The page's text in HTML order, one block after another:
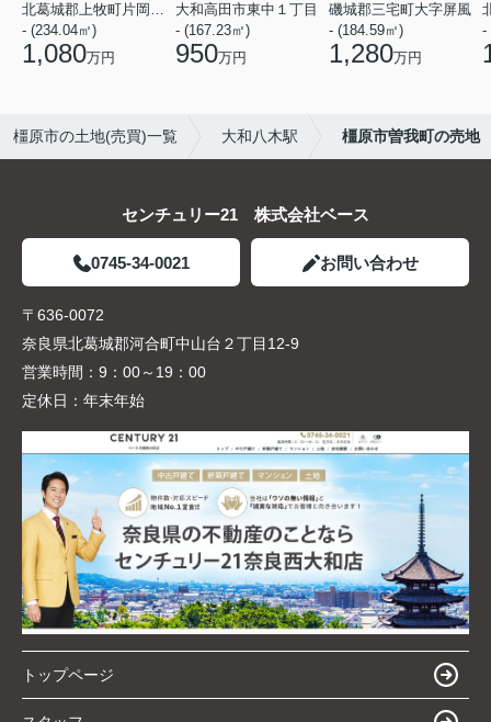
北葛城郡上牧町片岡台１丁目
- (234.04㎡)
1,080万円
大和高田市東中１丁目
- (167.23㎡)
950万円
磯城郡三宅町大字屏風
- (184.59㎡)
1,280万円
-
橿原市の土地(売買)一覧 大和八木駅 橿原市曽我町の売地
センチュリー21 株式会社ベース
0745-34-0021 お問い合わせ
〒636-0072
奈良県北葛城郡河合町中山台２丁目12-9
営業時間： 9：00～19：00
定休日： 年末年始
トップページ